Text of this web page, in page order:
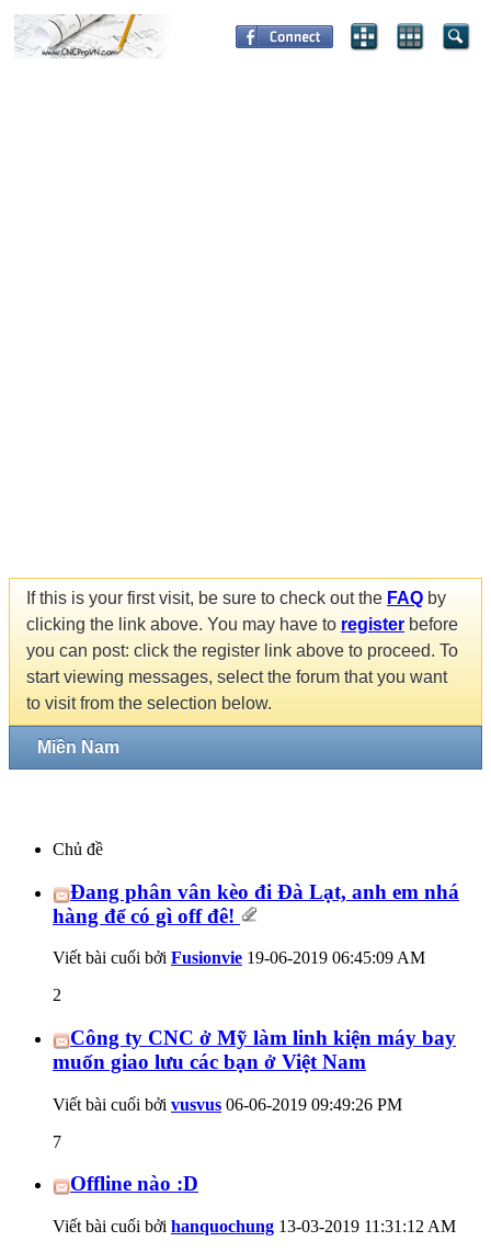
If this is your first visit, be sure to check out the FAQ by
clicking the link above. You may have to register before
you can post: click the register link above to proceed. To
start viewing messages, select the forum that you want
to visit from the selection below.
Miền Nam
Chủ đề
Đang phân vân kèo đi Đà Lạt, anh em nhá
hàng để có gì off đê!
Viết bài cuối bởi Fusionvie 19-06-2019 06:45:09 AM
2
Công ty CNC ở Mỹ làm linh kiện máy bay
muốn giao lưu các bạn ở Việt Nam
Viết bài cuối bởi vusvus 06-06-2019 09:49:26 PM
7
Offline nào :D
Viết bài cuối bởi hanquochung 13-03-2019 11:31:12 AM